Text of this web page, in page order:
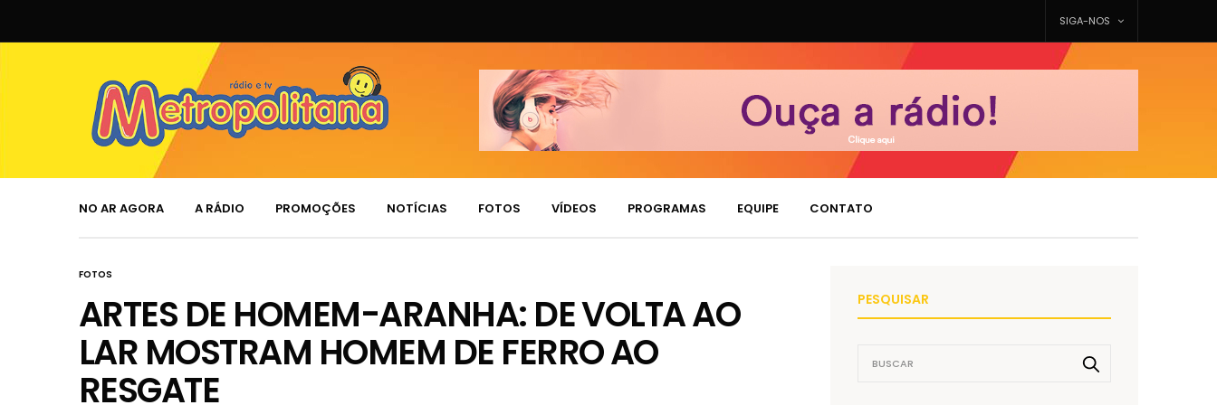
SIGA-NOS
NO AR AGORA A RÁDIO PROMOÇÕES NOTÍCIAS FOTOS VÍDEOS PROGRAMAS EQUIPE CONTATO
FOTOS
ARTES DE HOMEM-ARANHA: DE VOLTA AO
LAR MOSTRAM HOMEM DE FERRO AO
RESGATE
PESQUISAR